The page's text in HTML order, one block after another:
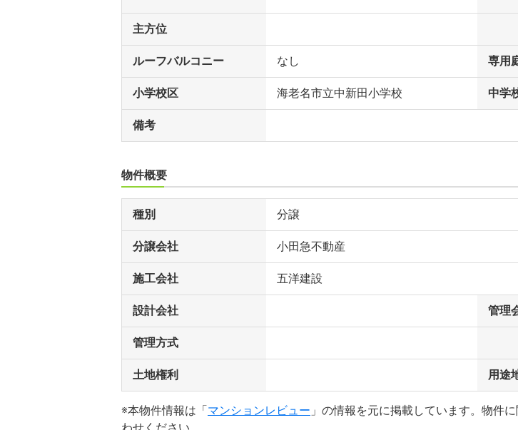
主方位
ルーフバルコニー なし 専用
小学校区 海老名市立中新田小学校 中学
備考
物件概要
種別 分譲
分譲会社 小田急不動産
施工会社 五洋建設
設計会社 管理
管理方式
土地権利 用途
※本物件情報は「 マンションレビュー 」の情報を元に掲載しています。物件
わせください。